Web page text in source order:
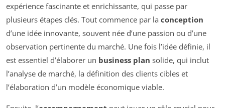
expérience fascinante et enrichissante, qui passe par
plusieurs étapes clés. Tout commence par la conception
d’une idée innovante, souvent née d’une passion ou d’une
observation pertinente du marché. Une fois l’idée définie, il
est essentiel d’élaborer un business plan solide, qui inclut
l’analyse de marché, la définition des clients cibles et
l’élaboration d’un modèle économique viable.